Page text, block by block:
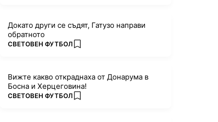
Докато други се съдят, Гатузо направи
обратното
ПОВЕЧЕ ОТ
СВЕТОВЕН ФУТБОЛ add favorites
Вижте какво откраднаха от Донарума в
Босна и Херцеговина!
ПОВЕЧЕ ОТ
СВЕТОВЕН ФУТБОЛ add favorites